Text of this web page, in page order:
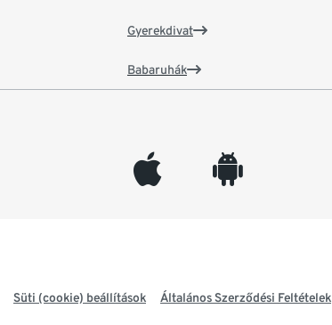
Gyerekdivat
Babaruhák
appleinc android
Süti (cookie) beállítások Általános Szerződési Feltételek